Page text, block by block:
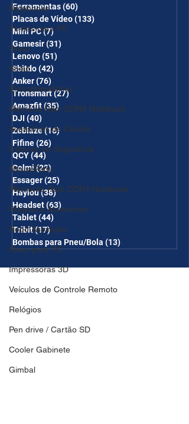
Notebooks
Fontes para PC
Temu
Shein
Eletrodomésticos
Memória Ram DDR5 Notebook
Acessórios de Celular
Câmera de Segurança
MousePads
Memórtia Ram DDR4 Notebook
Roupas e Acessórios
Robô Aspirador
Mesa para PC
Impressoras 3D
Veículos de Controle Remoto
Relógios
Pen drive / Cartão SD
Cooler Gabinete
Gimbal
Ferramentas(60)
Placas de Vídeo(133)
Mini PC(7) 7 posts
Gamesir(31)
Lenovo(51)
8bitdo(42)
Anker(76)
Tronsmart(27)27 posts
Amazfit(35)35 posts
DJI (40)
Zeblaze(16)16 posts
Fifine(26)
QCY(44) 44 posts
Colmi (22)22 posts
Essager(25)
Haylou(38)38 posts
Headset(63) 63 posts
Tablet(44)
Tribit(17)17 posts
Bombas para Pneu/Bola (13)